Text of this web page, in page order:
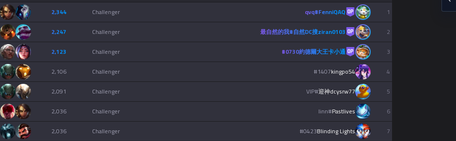
1
FenniQAQ
#
qvq
challenger
2,344
2
自然DC搜ziran0103
#
最自然的我
challenger
2,247
3
約德爾大王卡小通
#0730
challenger
2,123
4
kingpo54
#1407
challenger
2,106
5
迎神dcysrw77
#
VIP
challenger
2,091
6
Pastlives
#
linn
challenger
2,036
7
Blinding Lights
#0423
challenger
2,036